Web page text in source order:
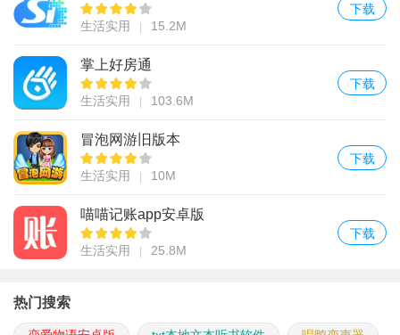
生活实用 15.2M
下载
掌上好房通
生活实用 103.6M
下载
冒泡网游旧版本
生活实用 10M
下载
喵喵记账app安卓版
生活实用 25.8M
下载
热门搜索